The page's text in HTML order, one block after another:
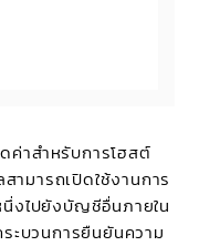
าสำหรับการโฮสต์
มารถเปิดใช้งานการ
งไปยังบัญชีอื่นภายใน
ะบวนการยืนยันความ